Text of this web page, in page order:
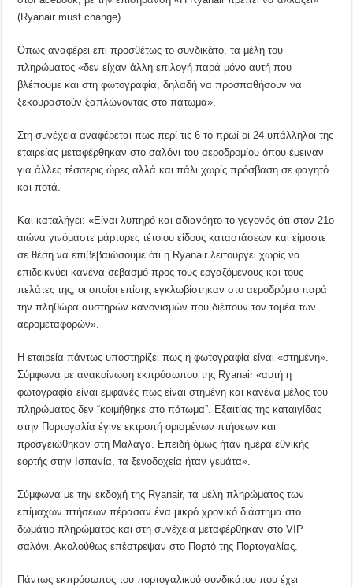
(Ryanair must change).
Όπως αναφέρει επί προσθέτως το συνδικάτο, τα μέλη του
πληρώματος «δεν είχαν άλλη επιλογή παρά μόνο αυτή που
βλέπουμε και στη φωτογραφία, δηλαδή να προσπαθήσουν να
ξεκουραστούν ξαπλώνοντας στο πάτωμα».
Στη συνέχεια αναφέρεται πως περί τις 6 το πρωί οι 24 υπάλληλοι της
εταιρείας μεταφέρθηκαν στο σαλόνι του αεροδρομίου όπου έμειναν
για άλλες τέσσερις ώρες αλλά και πάλι χωρίς πρόσβαση σε φαγητό
και ποτά.
Και καταλήγει: «Είναι λυπηρό και αδιανόητο το γεγονός ότι στον 21ο
αιώνα γινόμαστε μάρτυρες τέτοιου είδους καταστάσεων και είμαστε
σε θέση να επιβεβαιώσουμε ότι η Ryanair λειτουργεί χωρίς να
επιδεικνύει κανένα σεβασμό προς τους εργαζόμενους και τους
πελάτες της, οι οποίοι επίσης εγκλωβίστηκαν στο αεροδρόμιο παρά
την πληθώρα αυστηρών κανονισμών που διέπουν τον τομέα των
αερομεταφορών».
Η εταιρεία πάντως υποστηρίζει πως η φωτογραφία είναι «στημένη».
Σύμφωνα με ανακοίνωση εκπρόσωπου της Ryanair «αυτή η
φωτογραφία είναι εμφανές πως είναι στημένη και κανένα μέλος του
πληρώματος δεν “κοιμήθηκε στο πάτωμα”. Εξαιτίας της καταιγίδας
στην Πορτογαλία έγινε εκτροπή ορισμένων πτήσεων και
προσγειώθηκαν στη Μάλαγα. Επειδή όμως ήταν ημέρα εθνικής
εορτής στην Ισπανία, τα ξενοδοχεία ήταν γεμάτα».
Σύμφωνα με την εκδοχή της Ryanair, τα μέλη πληρώματος των
επίμαχων πτήσεων πέρασαν ένα μικρό χρονικό διάστημα στο
δωμάτιο πληρώματος και στη συνέχεια μεταφέρθηκαν στο VIP
σαλόνι. Ακολούθως επέστρεψαν στο Πορτό της Πορτογαλίας.
Πάντως εκπρόσωπος του πορτογαλικού συνδικάτου που έχει